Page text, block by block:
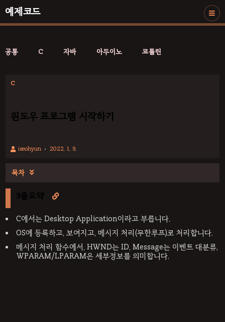
예제코드
공통 C 자바 아두이노 코틀린
C
윈도우 프로그램 시작하기
iseohyun 2022. 1. 9.
목차 
3줄요약 
C에서는 Desktop Application이라고 부릅니다.
OS에 등록하고, 보여지고, 메시지 처리(무한루프)로 처리합니다.
메시지 처리 함수에서, HWND는 ID, Message는 이벤트 대분류,
WPARAM/LPARAM은 세부정보를 의미합니다.